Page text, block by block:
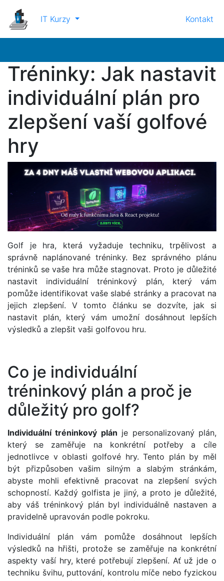
IT Kurzy Kontakt
Tréninky: Jak nastavit
individuální plán pro
zlepšení vaší golfové
hry
Golf je hra, která vyžaduje techniku, trpělivost a
správně naplánované tréninky. Bez správného plánu
tréninků se vaše hra může stagnovat. Proto je důležité
nastavit individuální tréninkový plán, který vám
pomůže identifikovat vaše slabé stránky a pracovat na
jejich zlepšení. V tomto článku se dozvíte, jak si
nastavit plán, který vám umožní dosáhnout lepších
výsledků a zlepšit vaši golfovou hru.
Co je individuální
tréninkový plán a proč je
důležitý pro golf?
Individuální tréninkový plán je personalizovaný plán,
který se zaměřuje na konkrétní potřeby a cíle
jednotlivce v oblasti golfové hry. Tento plán by měl
být přizpůsoben vašim silným a slabým stránkám,
abyste mohli efektivně pracovat na zlepšení svých
schopností. Každý golfista je jiný, a proto je důležité,
aby váš tréninkový plán byl individuálně nastaven a
pravidelně upravován podle pokroku.
Individuální plán vám pomůže dosáhnout lepších
výsledků na hřišti, protože se zaměřuje na konkrétní
aspekty vaší hry, které potřebují zlepšení. Ať už jde o
techniku ​​švihu, puttování, kontrolu míče nebo fyzickou